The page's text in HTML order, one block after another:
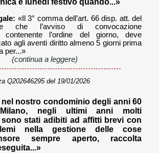
e lunedì festivo quando...»
«Il 3° comma dell’art. 66 disp. att. del
che l’avviso di convocazione
contenente l’ordine del giorno, deve
agli aventi diritto almeno 5 giorni prima
per...»
(continua a leggere)
Q202646295del 19/01/2026
nostro condominio degli anni 60
negli ultimi anni molti
sono stati adibiti ad affitti brevi con
nella gestione delle cose
sempre aperto, raccolta